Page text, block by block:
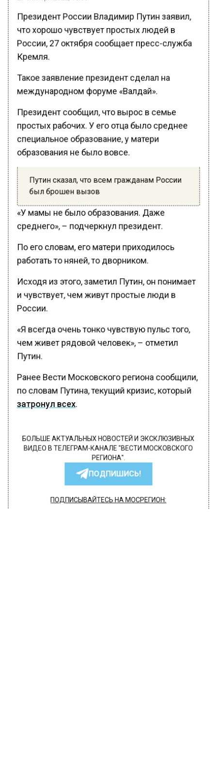
Президент России Владимир Путин заявил,
что хорошо чувствует простых людей в
России, 27 октября сообщает пресс-служба
Кремля.
Такое заявление президент сделал на
международном форуме «Валдай».
Президент сообщил, что вырос в семье
простых рабочих. У его отца было среднее
специальное образование, у матери
образования не было вовсе.
Путин сказал, что всем гражданам России
был брошен вызов
«У мамы не было образования. Даже
среднего», – подчеркнул президент.
По его словам, его матери приходилось
работать то няней, то дворником.
Исходя из этого, заметил Путин, он понимает
и чувствует, чем живут простые люди в
России.
«Я всегда очень тонко чувствую пульс того,
чем живет рядовой человек», – отметил
Путин.
Ранее Вести Московского региона сообщили,
по словам Путина, текущий кризис, который
затронул всех.
БОЛЬШЕ АКТУАЛЬНЫХ НОВОСТЕЙ И ЭКСКЛЮЗИВНЫХ
ВИДЕО В ТЕЛЕГРАМ-КАНАЛЕ "ВЕСТИ МОСКОВСКОГО
РЕГИОНА".
ПОДПИШИСЬ!
ПОДПИСЫВАЙТЕСЬ НА МОСРЕГИОН: